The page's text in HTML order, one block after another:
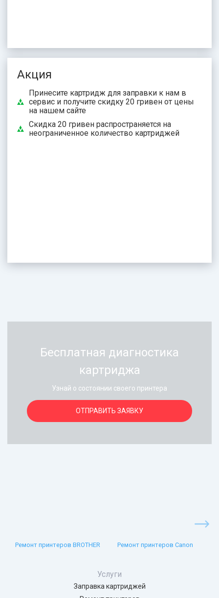
Акция
Принесите картридж для заправки к нам в
сервис и получите скидку 20 гривен от цены
на нашем сайте
Скидка 20 гривен распространяется на
неограниченное количество картриджей
Бесплатная диагностика
картриджа
Узнай о состоянии своего принтера
ОТПРАВИТЬ ЗАЯВКУ
Ремонт принтеров BROTHER Ремонт принтеров Canon
Услуги
Заправка картриджей